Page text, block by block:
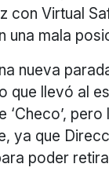
con Virtual
una mala
nueva
que llevó al
ya que
poder